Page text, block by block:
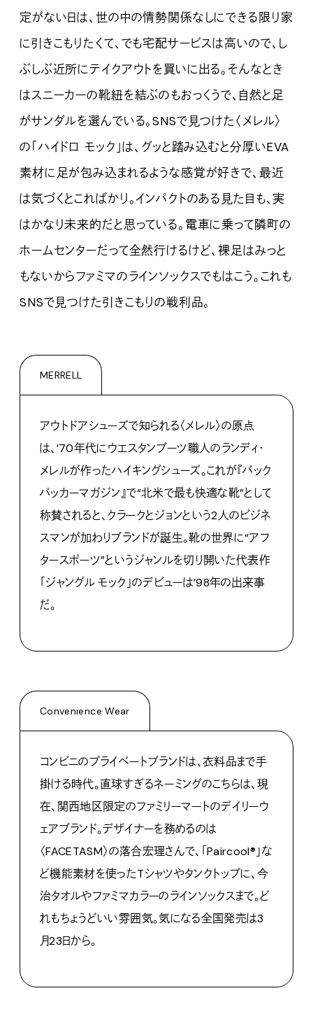
定がない日は、世の中の情勢関係なしにできる限り家
に引きこもりたくて、でも宅配サービスは高いので、し
ぶしぶ近所にテイクアウトを買いに出る。そんなとき
はスニーカーの靴紐を結ぶのもおっくうで、自然と足
がサンダルを選んでいる。SNSで見つけた〈メレル〉
の「ハイドロ モック」は、グッと踏み込むと分厚いEVA
素材に足が包み込まれるような感覚が好きで、最近
は気づくとこればかり。インパクトのある見た目も、実
はかなり未来的だと思っている。電車に乗って隣町の
ホームセンターだって全然行けるけど、裸足はみっと
もないからファミマのラインソックスでもはこう。これも
SNSで見つけた引きこもりの戦利品。
MERRELL
アウトドアシューズで知られる〈メレル〉の原点
は、 ’70年代にウエスタンブーツ職人のランディ・
メレルが作ったハイキングシューズ。これが『バック
パッカーマガジン』で“北米で最も快適な靴”として
称賛されると、クラークとジョンという2人のビジネ
スマンが加わりブランドが誕生。靴の世界に“アフ
タースポーツ”というジャンルを切り開いた代表作
「ジャングル モック」のデビューは’98年の出来事
だ。
Convenience Wear
コンビニのプライベートブランドは、衣料品まで手
掛ける時代。直球すぎるネーミングのこちらは、現
在、関西地区限定のファミリーマートのデイリーウ
ェアブランド。デザイナーを務めるのは
〈FACETASM〉の落合宏理さんで、「Paircool® 」な
ど機能素材を使ったTシャツやタンクトップに、今
治タオルやファミマカラーのラインソックスまで。ど
れもちょうどいい雰囲気。気になる全国発売は3
月23日から。